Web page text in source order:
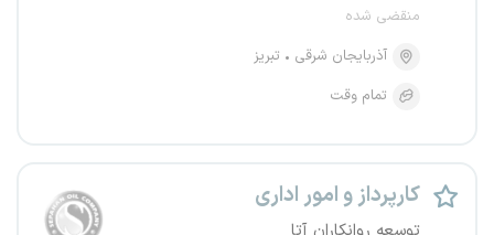
منقضی شده
آذربایجان شرقی
تبریز
تمام وقت
کارپرداز و امور اداری